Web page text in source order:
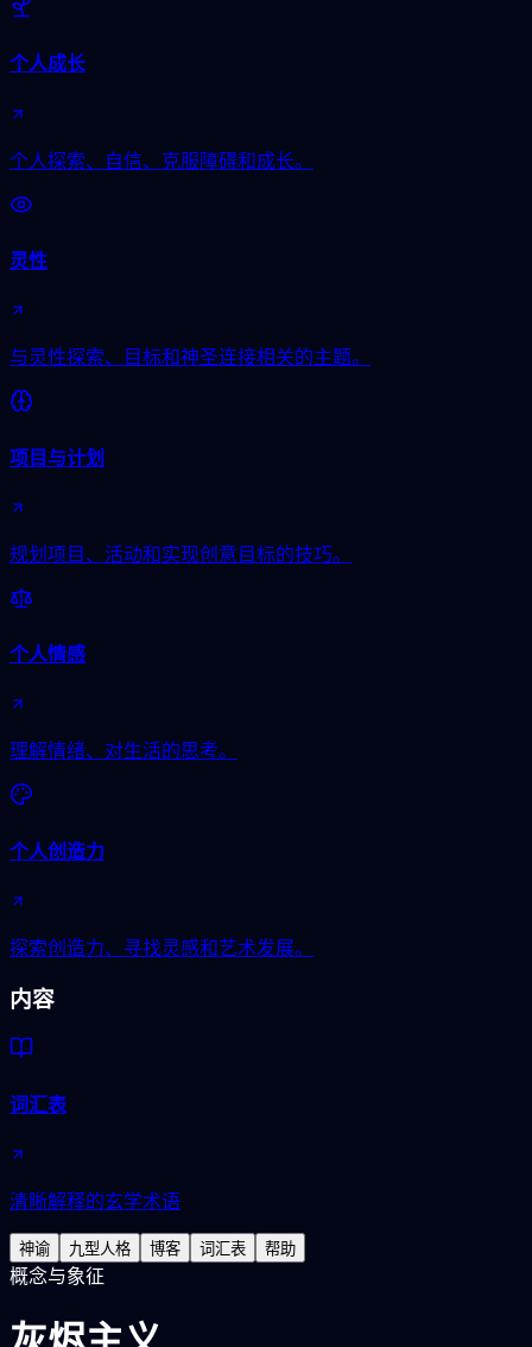
个人成长
个人探索、自信、克服障碍和成长。
灵性
与灵性探索、目标和神圣连接相关的主题。
项目与计划
规划项目、活动和实现创意目标的技巧。
个人情感
理解情绪、对生活的思考。
个人创造力
探索创造力、寻找灵感和艺术发展。
内容
词汇表
清晰解释的玄学术语
神谕 九型人格 博客 词汇表 帮助
概念与象征